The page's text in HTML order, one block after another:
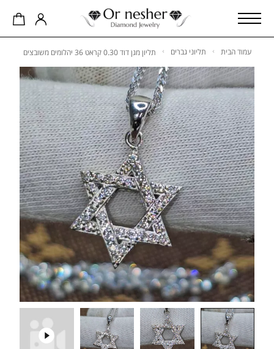
עמוד הבית תליוני גברים תליון מגן דוד 0.30 קראט 36 יהלומים משובצים